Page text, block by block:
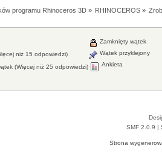
programu Rhinoceros 3D» RHINOCEROS»
niż 15 odpowiedzi)
(Więcej niż 25 odpowiedzi)
Zamknięty wątek
Wątek przyklejony
Ankieta
SMF 2.0.9 |
Strona